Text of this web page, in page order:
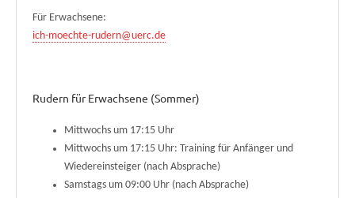
Für Erwachsene:
ich-moechte-rudern@uerc.de
Rudern für Erwachsene (Sommer)
Mittwochs um 17:15 Uhr
Mittwochs um 17:15 Uhr: Training für Anfänger und
Wiedereinsteiger (nach Absprache)
Samstags um 09:00 Uhr (nach Absprache)